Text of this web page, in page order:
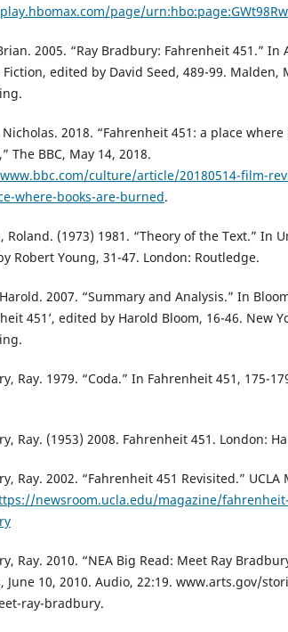
page/
2005. “Ray Bradbury: Fahrenheit 451.” In
Fiction, edited by David Seed, 489-99. Malden,
2018. “Fahrenheit 451: a place where
The BBC, May 14, 2018.
culture/article/20180514-film-
where-books-are-burned.
Roland. (1973) 1981. “Theory of the Text.” In
Robert Young, 31-47. London: Routledge.
2007. “Summary and Analysis.” In
451’, edited by Harold Bloom, 16-46. New
Ray. 1979. “Coda.” In Fahrenheit 451, 175-
Ray. (1953) 2008. Fahrenheit 451. London:
Ray. 2002. “Fahrenheit 451 Revisited.” UCLA
newsroom.ucla.edu/magazine/
Ray. 2010. “NEA Big Read: Meet Ray
June 10, 2010. Audio, 22:19. www.arts.gov/
ray-bradbury.